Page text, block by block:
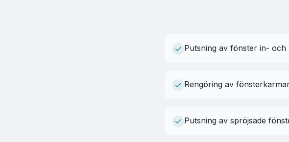
Putsning av fönster in- och
Rengöring av
Putsning av spröjsade